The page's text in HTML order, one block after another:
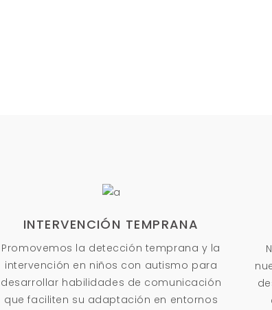
INTERVENCIÓN TEMPRANA
Promovemos la detección temprana y la
intervención en niños con autismo para
desarrollar habilidades de comunicación
que faciliten su adaptación en entornos